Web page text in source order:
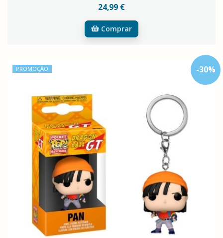
24,99 €
Comprar
-30%
PROMOÇÃO